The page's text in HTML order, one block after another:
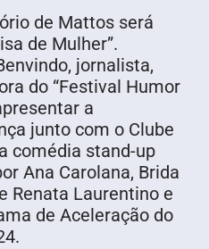
de Mattos será
de Mulher”.
jornalista,
do “Festival Humor
a
junto com o Clube
comédia stand-up
Ana Carolana, Brida
Renata Laurentino e
de Aceleração do